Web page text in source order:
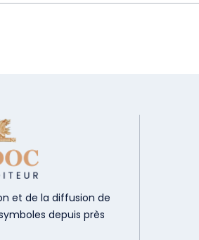
et de la diffusion de
depuis près